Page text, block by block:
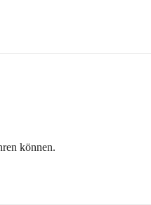
können.